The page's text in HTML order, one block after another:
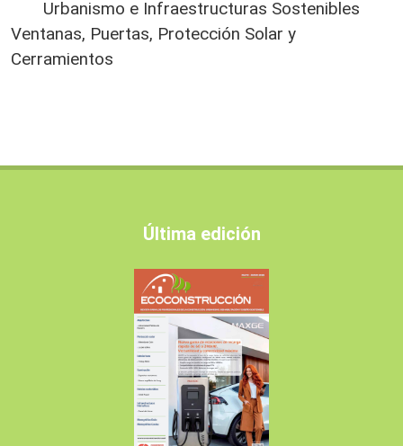
Urbanismo e Infraestructuras Sostenibles
Ventanas, Puertas, Protección Solar y
Cerramientos
Última edición